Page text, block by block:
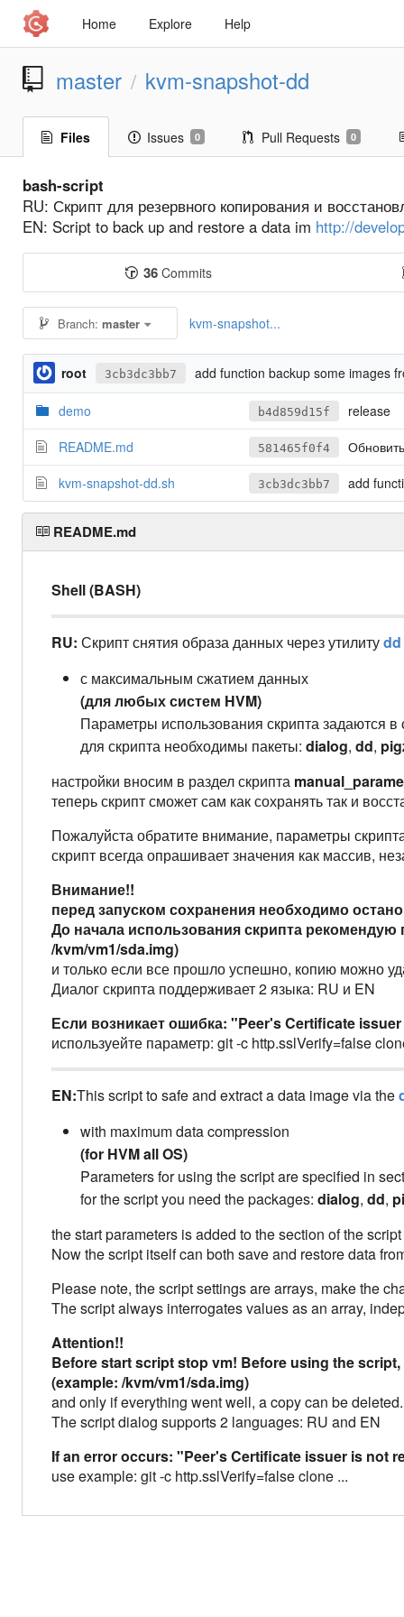
Home Explore Help
master / kvm-snapshot-dd
Files Issues 0 Pull Requests 0
bash-script
RU: Скрипт для резервного копирования и
EN: Script to back up and restore a data im http://
36 Commits
Branch: master kvm-snapshot...
root 3cb3dc3bb7 add function backup some images
demo b4d859d15f
release
README.md
581465f0f4
kvm-snapshot-dd.sh
3cb3dc3bb7 add
README.md
Shell (BASH)
RU: Скрипт снятия образа данных через утилитуdd
с максимальным сжатием данных
(для любых систем HVM)
Параметры использования скрипта задаются в
для скрипта необходимы пакеты: dialog, dd,
настройки вносим в раздел скрипта
теперь скрипт сможет сам как сохранять так и
Пожалуйста обратите внимание, параметры
скрипт всегда опрашивает значения как массив,
Внимание!!
перед запуском сохранения необходимо
До начала использования скрипта
/kvm/vm1/sda.img)
и только если все прошло успешно, копию можно
Диалог скрипта поддерживает 2 языка: RU и EN
Если возникает ошибка: "Peer's Certificate
используейте параметр: git -c http.sslVerify=false
EN:This script to safe and extract a data image via the
with maximum data compression
(for HVM all OS)
Parameters for using the script are specified in
for the script you need the packages: dialog, dd,
the start parameters is added to the section of the script
Now the script itself can both save and restore data
Please note, the script settings are arrays, make the
The script always interrogates values as an array,
Attention!!
Before start script stop vm! Before using the
(example: /kvm/vm1/sda.img)
and only if everything went well, a copy can be deleted.
The script dialog supports 2 languages: RU and EN
If an error occurs: "Peer's Certificate issuer is not
use example: git -c http.sslVerify=false clone ...